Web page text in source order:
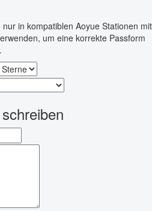
in kompatiblen Aoyue Stationen mit
um eine korrekte Passform